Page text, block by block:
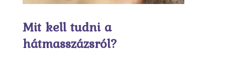
Mit kell tudni a
hátmasszázsról?